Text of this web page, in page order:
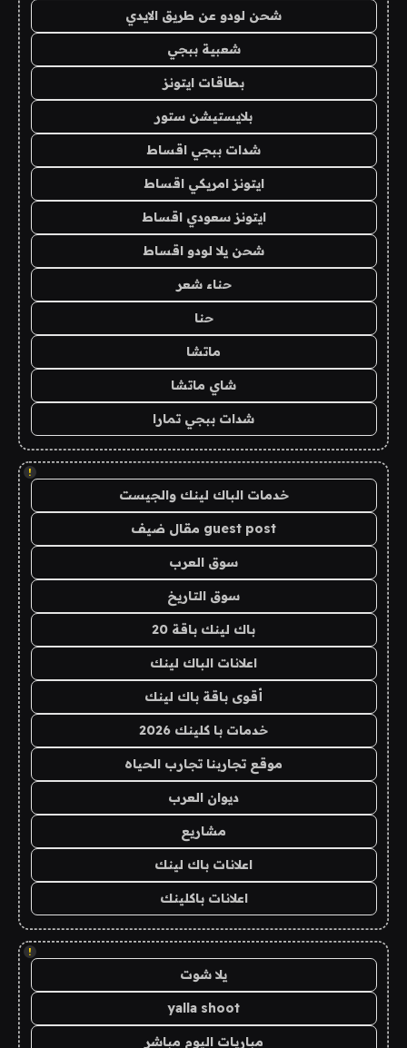
شحن لودو عن طريق الايدي
شعبية ببجي
بطاقات ايتونز
بلايستيشن ستور
شدات ببجي اقساط
ايتونز امريكي اقساط
ايتونز سعودي اقساط
شحن يلا لودو اقساط
حناء شعر
حنا
ماتشا
شاي ماتشا
شدات ببجي تمارا
!
خدمات الباك لينك والجيست
guest post مقال ضيف
سوق العرب
سوق التاريخ
باك لينك باقة 20
اعلانات الباك لينك
أقوى باقة باك لينك
خدمات با كلينك 2026
موقع تجاربنا تجارب الحياه
ديوان العرب
مشاريع
اعلانات باك لينك
اعلانات باكلينك
!
يلا شوت
yalla shoot
مباريات اليوم مباشر